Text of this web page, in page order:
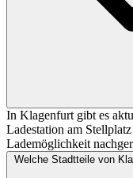
In Klagenfurt gibt es
Ladestation am
Lademöglichkeit
Welche Stadtteile von